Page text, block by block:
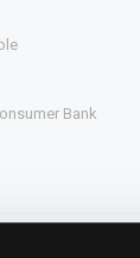
Bank